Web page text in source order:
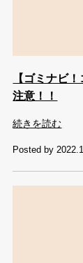
【ゴミナビ
注意！！
続きを読む
Posted by